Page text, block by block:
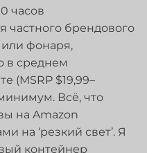
часов
частного брендового
фонаря,
в среднем
(MSRP $19,99–
Всё, что
на Amazon
на ‘резкий свет’. Я
контейнер